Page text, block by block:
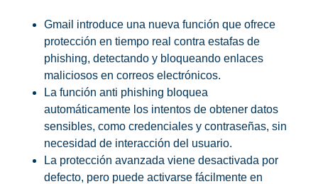
Gmail introduce una nueva función que ofrece
protección en tiempo real contra estafas de
phishing, detectando y bloqueando enlaces
maliciosos en correos electrónicos.
La función anti phishing bloquea
automáticamente los intentos de obtener datos
sensibles, como credenciales y contraseñas, sin
necesidad de interacción del usuario.
La protección avanzada viene desactivada por
defecto, pero puede activarse fácilmente en